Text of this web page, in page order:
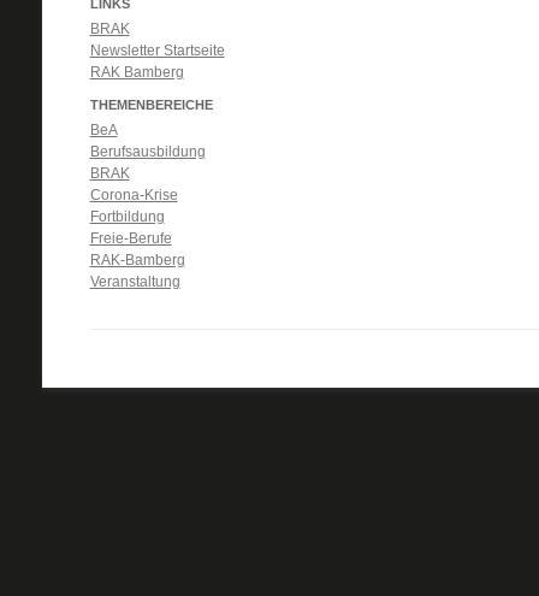
LINKS
BRAK
Newsletter Startseite
RAK Bamberg
THEMENBEREICHE
BeA
Berufsausbildung
BRAK
Corona-Krise
Fortbildung
Freie-Berufe
RAK-Bamberg
Veranstaltung